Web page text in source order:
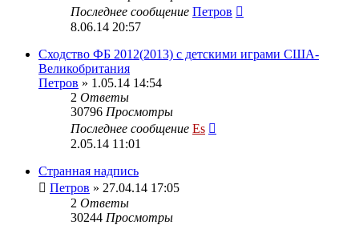
Последнее сообщение Петров
8.06.14 20:57
Сходство ФБ 2012(2013) с детскими играми США-
Великобритания
Петров » 1.05.14 14:54
2 Ответы
30796 Просмотры
Последнее сообщение Es
2.05.14 11:01
Странная надпись
Петров » 27.04.14 17:05
2 Ответы
30244 Просмотры